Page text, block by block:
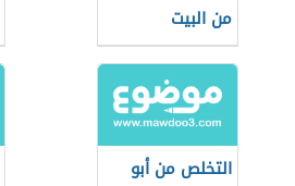
من البيت
التخلص من أبو